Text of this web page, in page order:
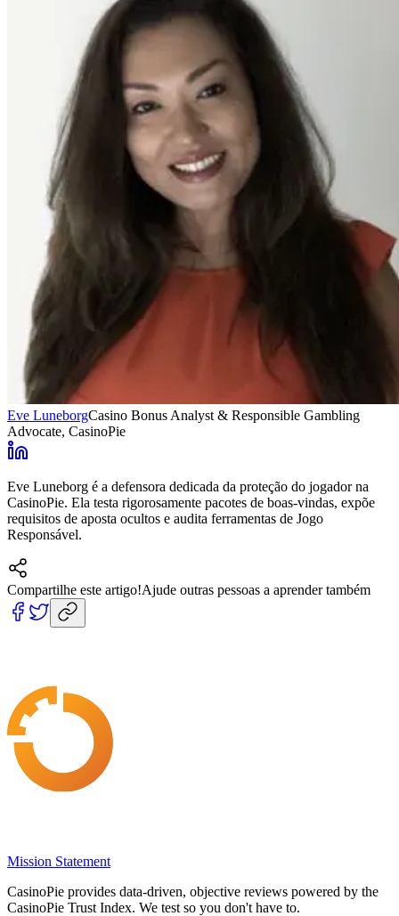
Eve LuneborgCasino Bonus Analyst & Responsible Gambling
Advocate, CasinoPie
Eve Luneborg é a defensora dedicada da proteção do jogador na
CasinoPie. Ela testa rigorosamente pacotes de boas-vindas, expõe
requisitos de aposta ocultos e audita ferramentas de Jogo
Responsável.
Compartilhe este artigo!Ajude outras pessoas a aprender também
Mission Statement
CasinoPie provides data-driven, objective reviews powered by the
CasinoPie Trust Index. We test so you don't have to.